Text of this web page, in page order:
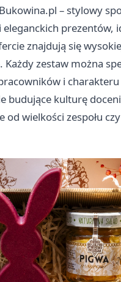
– stylowy
eleganckich
znajdują się
zestaw można
i
budujące kulturę
od wielkości zespołu